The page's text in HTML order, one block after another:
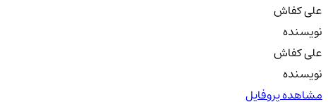
علی کفاش
نویسنده
علی کفاش
نویسنده
مشاهده پروفایل